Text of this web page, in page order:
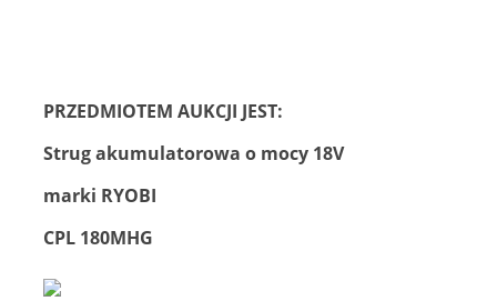
PRZEDMIOTEM AUKCJI JEST:
Strug akumulatorowa o mocy 18V
marki RYOBI
CPL 180MHG